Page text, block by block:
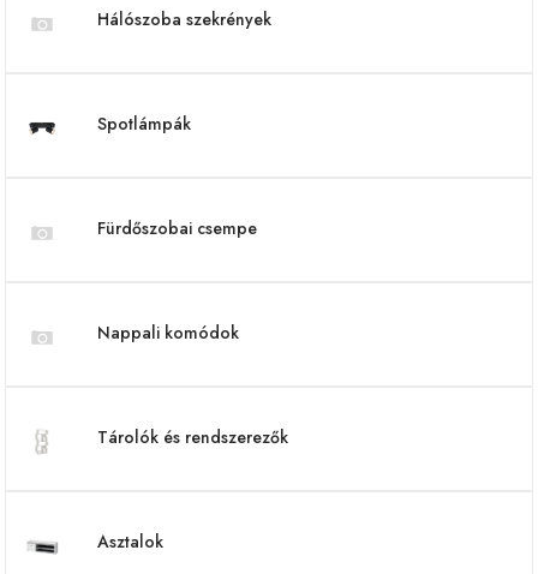
Hálószoba szekrények
Spotlámpák
Fürdőszobai csempe
Nappali komódok
Tárolók és rendszerezők
Asztalok